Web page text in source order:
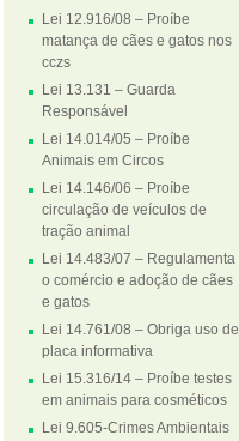
Lei 12.916/08 – Proíbe
matança de cães e gatos nos
cczs
Lei 13.131 – Guarda
Responsável
Lei 14.014/05 – Proíbe
Animais em Circos
Lei 14.146/06 – Proíbe
circulação de veículos de
tração animal
Lei 14.483/07 – Regulamenta
o comércio e adoção de cães
e gatos
Lei 14.761/08 – Obriga uso de
placa informativa
Lei 15.316/14 – Proíbe testes
em animais para cosméticos
Lei 9.605-Crimes Ambientais